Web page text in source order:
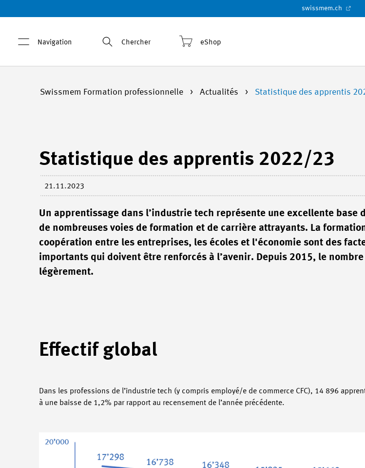
swissmem.ch
Navigation Chercher eShop
Swissmem Formation professionnelle Actualités Statistique des apprentis
Statistique des apprentis 2022/23
21.11.2023
Un apprentissage dans l’industrie tech représente une excellente base
de nombreuses voies de formation et de carrière attrayants. La
coopération entre les entreprises, les écoles et l'économie sont des
importants qui doivent être renforcés à l’avenir. Depuis 2015, le
légèrement.
Effectif global
Dans les professions de l’industrie tech (y compris employé/e de commerce CFC), 14 896
à une baisse de 1,2% par rapport au recensement de l’année précédente.